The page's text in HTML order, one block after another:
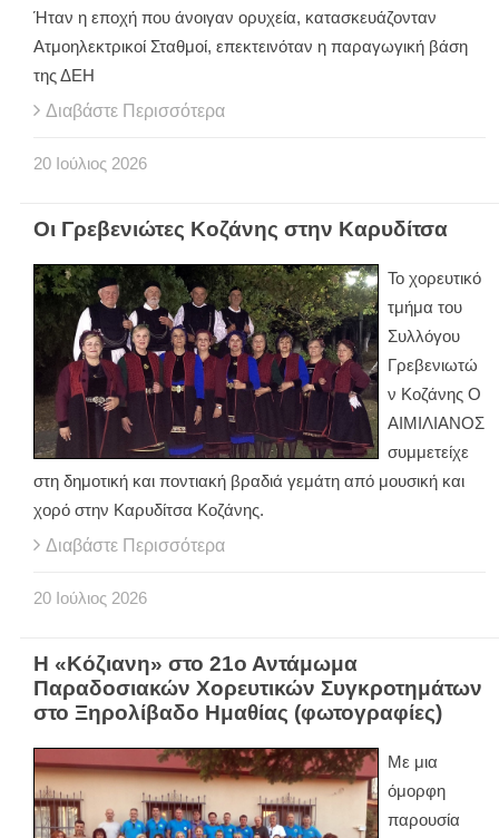
Ήταν η εποχή που άνοιγαν ορυχεία, κατασκευάζονταν
Ατμοηλεκτρικοί Σταθμοί, επεκτεινόταν η παραγωγική βάση
της ΔΕΗ
Διαβάστε Περισσότερα
20 Ιούλιος 2026
Οι Γρεβενιώτες Κοζάνης στην Καρυδίτσα
Το χορευτικό
τμήμα του
Συλλόγου
Γρεβενιωτώ
ν Κοζάνης Ο
ΑΙΜΙΛΙΑΝΟΣ
συμμετείχε
στη δημοτική και ποντιακή βραδιά γεμάτη από μουσική και
χορό στην Καρυδίτσα Κοζάνης.
Διαβάστε Περισσότερα
20 Ιούλιος 2026
Η «Κόζιανη» στο 21ο Αντάμωμα
Παραδοσιακών Χορευτικών Συγκροτημάτων
στο Ξηρολίβαδο Ημαθίας (φωτογραφίες)
Με μια
όμορφη
παρουσία